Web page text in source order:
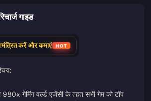
गाइड
करें और कमाएं HOT
गेमिंग वर्ल्ड एजेंसी के तहत सभी गेम को टॉप